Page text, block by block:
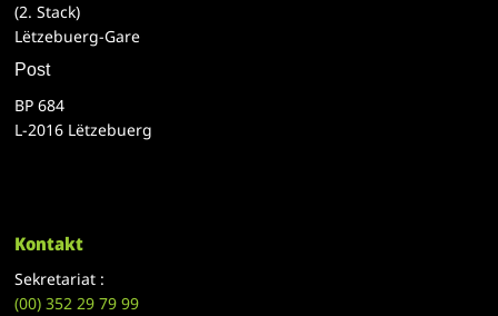
(2. Stack)
Lëtzebuerg-Gare
Post
BP 684
L-2016 Lëtzebuerg
Kontakt
Sekretariat :
(00)352 29 79 99